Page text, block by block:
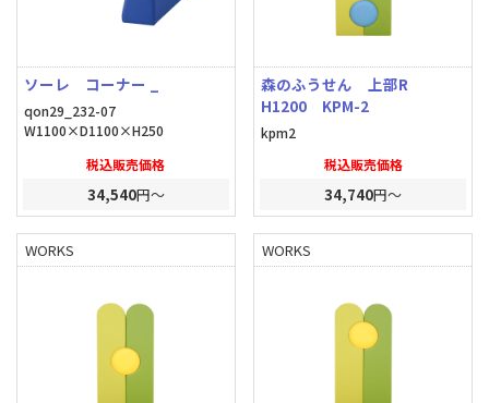
ソーレ コーナー _
qon29_232-07
W1100×D1100×H250
税込販売価格
34,540円～
森のふうせん 上部R
H1200 KPM-2
kpm2
税込販売価格
34,740円～
WORKS WORKS